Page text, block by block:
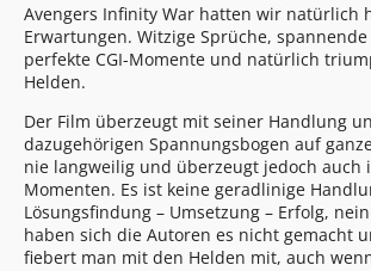
Avengers Infinity War hatten wir natürlich
Erwartungen. Witzige Sprüche,
perfekte CGI-Momente und natürlich
Helden.
Der Film überzeugt mit seiner Handlung
dazugehörigen Spannungsbogen auf
nie langweilig und überzeugt jedoch auch
Momenten. Es ist keine geradlinige
Lösungsfindung – Umsetzung – Erfolg,
haben sich die Autoren es nicht gemacht
fiebert man mit den Helden mit, auch